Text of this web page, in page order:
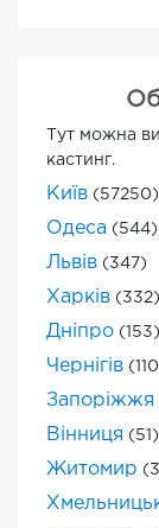
Тут можна
кастинг.
Київ (57250)
Одеса (544)
Львів (347)
Харків (332)
Дніпро (153)
Чернігів
Запоріжжя
Вінниця (51)
Житомир